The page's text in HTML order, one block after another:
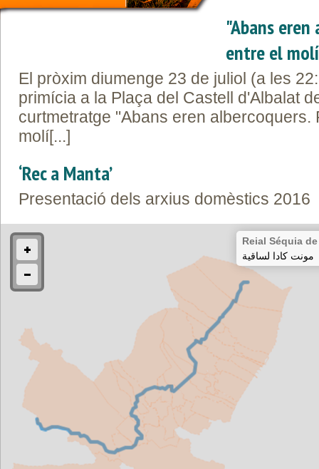
"Abans eren
entre el
El pròxim diumenge 23 de juliol (a les
primícia a la Plaça del Castell d'Albalat
curtmetratge "Abans eren albercoquers.
molí[...]
‘Rec a Manta’
Presentació dels arxius domèstics 2016